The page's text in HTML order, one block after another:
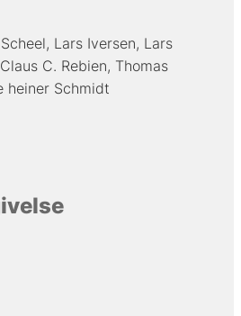
Lars Iversen Lars
Claus C. Rebien Thomas
heiner Schmidt